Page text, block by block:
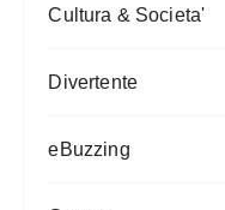
Cultura & Societa'
Divertente
eBuzzing